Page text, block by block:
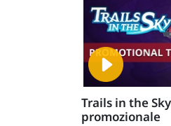
Trails in the
promozionale